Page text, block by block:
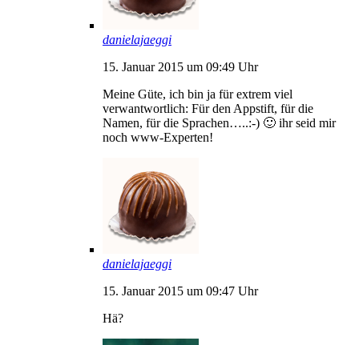
danielajaeggi
15. Januar 2015 um 09:49 Uhr
Meine Güte, ich bin ja für extrem viel
verwantwortlich: Für den Appstift, für die
Namen, für die Sprachen…..:-) 🙂 ihr seid mir
noch www-Experten!
danielajaeggi
15. Januar 2015 um 09:47 Uhr
Hä?